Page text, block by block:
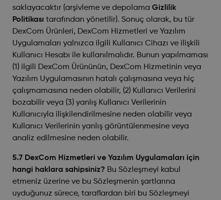
saklayacaktır (arşivleme ve depolama Gizlilik
Politikası tarafından yönetilir). Sonuç olarak, bu tür
DexCom Ürünleri, DexCom Hizmetleri ve Yazılım
Uygulamaları yalnızca ilgili Kullanıcı Cihazı ve ilişkili
Kullanıcı Hesabı ile kullanılmalıdır. Bunun yapılmaması
(1) ilgili DexCom Ürününün, DexCom Hizmetinin veya
Yazılım Uygulamasının hatalı çalışmasına veya hiç
çalışmamasına neden olabilir, (2) Kullanıcı Verilerini
bozabilir veya (3) yanlış Kullanıcı Verilerinin
Kullanıcıyla ilişkilendirilmesine neden olabilir veya
Kullanıcı Verilerinin yanlış görüntülenmesine veya
analiz edilmesine neden olabilir.
5.7 DexCom Hizmetleri ve Yazılım Uygulamaları için
hangi haklara sahipsiniz? Bu Sözleşmeyi kabul
etmeniz üzerine ve bu Sözleşmenin şartlarına
uyduğunuz sürece, taraflardan biri bu Sözleşmeyi